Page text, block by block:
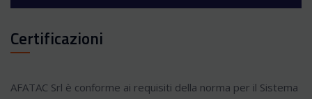
Certificazioni
AFATAC Srl è conforme ai requisiti della norma per il Sistema